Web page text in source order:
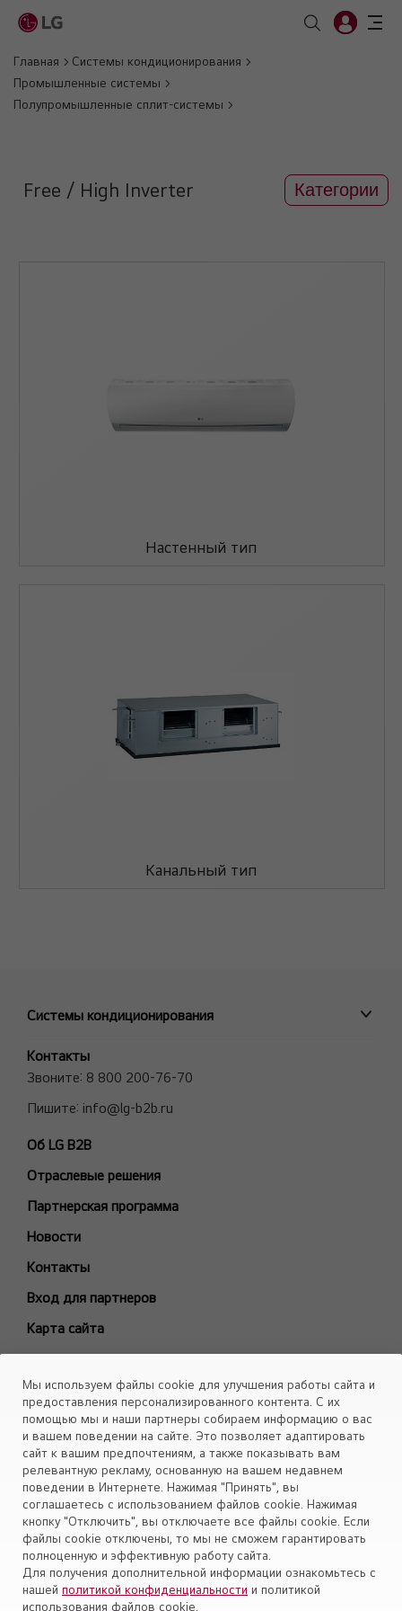
Главная
Системы кондиционирования
Промышленные системы
Полупромышленные сплит-системы
Free / High Inverter Категории
Настенный тип
Канальный тип
Системы кондиционирования
ПРОМЫШЛЕННЫЕ СИСТЕМЫ
MULTI V VRF системы
Полупромышленные сплит-системы
Холодильные Машины (Чиллеры)
Фанкойлы
Модели снятые с производства
БЫТОВЫЕ СПЛИТ-СИСТЕМЫ
ARTCOOL Mirror
ARTCOOL Objet Green
Deluxe Pro
Air PuriCare
Evo Max
Eco Smart
Look Smart
ProCool
Mega Dual Plus
Mega Smart
Контакты
Звоните: 8 800 200-76-70
Пишите: info@lg-b2b.ru
Об LG B2B
Отраслевые решения
Партнерская программа
Новости
Контакты
Вход для партнеров
Карта сайта
Объекты
Установите приложение «Cервис кондиционеров LG Aircon»
Политика конфиденциальности
Мы используем файлы cookie для улучшения работы сайта и
предоставления персонализированного контента. С их
помощью мы и наши партнеры собираем информацию о вас
и вашем поведении на сайте. Это позволяет адаптировать
сайт к вашим предпочтениям, а также показывать вам
релевантную рекламу, основанную на вашем недавнем
поведении в Интернете. Нажимая "Принять", вы
соглашаетесь с использованием файлов cookie. Нажимая
кнопку "Отключить", вы отключаете все файлы cookie. Если
файлы cookie отключены, то мы не сможем гарантировать
полноценную и эффективную работу сайта.
Для получения дополнительной информации ознакомьтесь с
нашей политикой конфиденциальности и политикой
использования файлов cookie.